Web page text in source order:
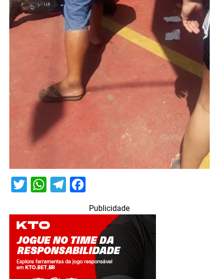
Twitter
WhatsApp
Telegram
Facebook
Publicidade